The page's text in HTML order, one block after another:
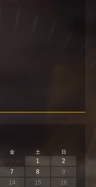
金 土 日
1
2
7 8
9
14 15
16